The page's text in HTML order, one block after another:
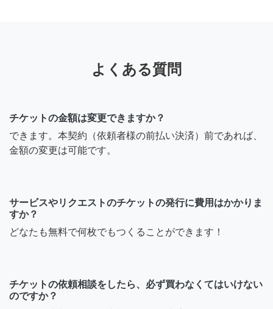
よくある質問
チケットの金額は変更できますか？
できます。本契約（依頼者様の前払い決済）前であれば、
金額の変更は可能です。
サービスやリクエストのチケットの発行に費用はかかりま
すか？
どなたも無料で何枚でもつくることができます！
チケットの依頼相談をしたら、必ず買わなくてはいけない
のですか？